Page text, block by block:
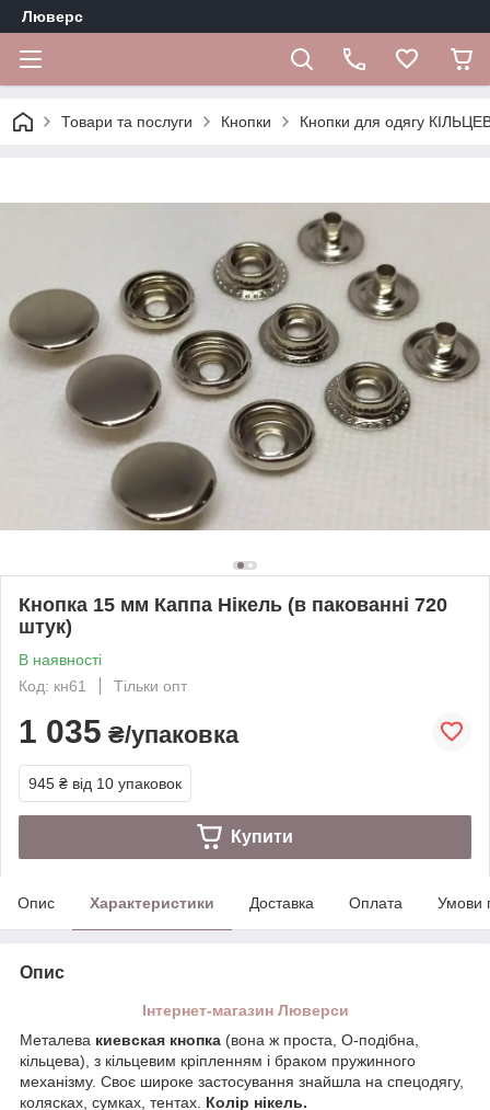
Люверс
Товари та послуги Кнопки Кнопки для одягу
Кнопка 15 мм Каппа Нікель (в пакованні 720
штук)
В наявності
Код: кн61
Тільки опт
1 035 ₴/упаковка
945 ₴ від 10 упаковок
Купити
Опис Характеристики Доставка Оплата Умови
Опис
Інтернет-магазин Люверси
Металева киевская кнопка (вона ж проста, О-подібна,
кільцева), з кільцевим кріпленням і браком пружинного
механізму. Своє широке застосування знайшла на спецодягу,
колясках, сумках, тентах. Колір нікель.